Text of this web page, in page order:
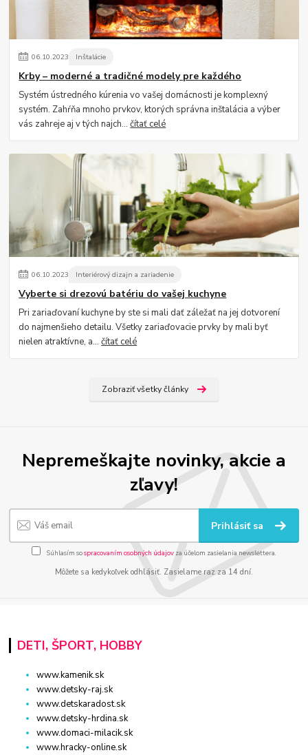
06.10.2023 Inštalácie
Krby – moderné a tradičné modely pre každého
Systém ústredného kúrenia vo vašej domácnosti je komplexný
systém. Zahŕňa mnoho prvkov, ktorých správna inštalácia a výber
vás zahreje aj v tých najch...čítať celé
06.10.2023 Interiérový dizajn a zariadenie
Vyberte si drezovú batériu do vašej kuchyne
Pri zariaďovaní kuchyne by ste si mali dať záležať na jej dotvorení
do najmenšieho detailu. Všetky zariaďovacie prvky by mali byť
nielen atraktívne, a...čítať celé
Zobraziť všetky články
Nepremeškajte novinky, akcie a
zľavy!
Prihlásiť sa
Súhlasím sospracovaním osobných údajov za účelom zasielania newslettera.
Môžete sa kedykoľvek odhlásiť. Zasielame raz za 14 dní.
DETI, ŠPORT, HOBBY
www.kamenik.sk
www.detsky-raj.sk
www.detskaradost.sk
www.detsky-hrdina.sk
www.domaci-milacik.sk
www.hracky-online.sk